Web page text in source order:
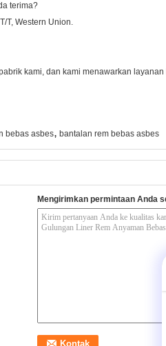
terima?
T, Western Union.
kami, dan kami menawarkan
bebas asbes, bantalan rem bebas asbes
Mengirimkan permintaan Anda